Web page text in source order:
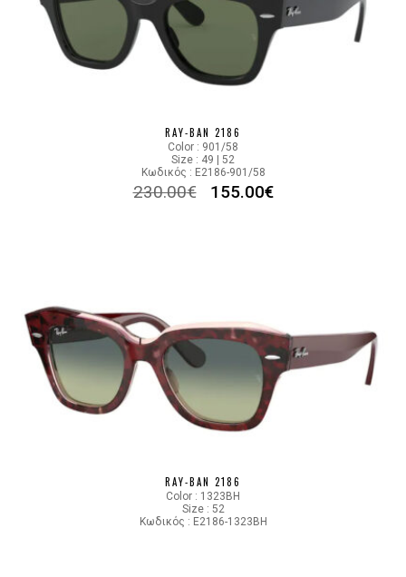
RAY-BAN 2186
Color : 901/58
Size : 49 | 52
Κωδικός : E2186-901/58
230.00€ 155.00€
RAY-BAN 2186
Color : 1323BH
Size : 52
Κωδικός : E2186-1323BH